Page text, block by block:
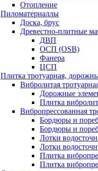
Отопление
Пиломатериаллы
Доска, брус
Древестно-плитные
ДВП
ОСП (OSB)
Фанера
ЦСП
Плитка тротуарная,
Вибролитая
Дорожные
Плитка
Вибропрессованная
Бордюры и
Бордюры и
Лотки
Лотки
Плитка
Плитка